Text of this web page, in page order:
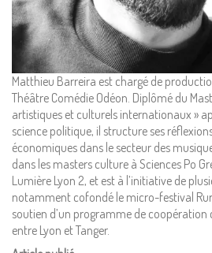
Matthieu Barreira est chargé de
Théâtre Comédie Odéon. Diplômé du
artistiques et culturels internationaux »
science politique, il structure ses
économiques dans le secteur des
dans les masters culture à Sciences Po
Lumière Lyon 2, et est à l’initiative de
notamment cofondé le micro-festival
soutien d’un programme de
entre Lyon et Tanger.
Mentions
Pour consulter nos
mentions légales,
politique de
cliquez ici
Pour nous contacter ou s'inscrire
diffusion@editions-
Régie